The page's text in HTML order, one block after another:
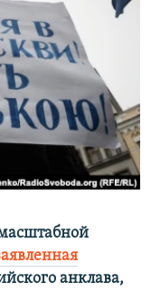
анклава,